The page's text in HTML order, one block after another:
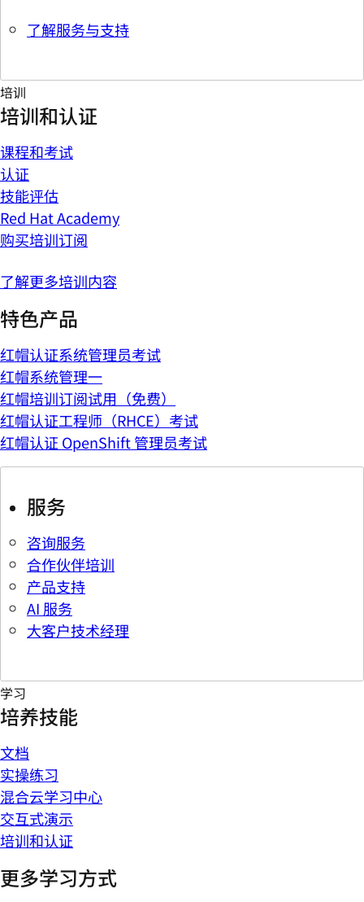
了解服务与支持
培训
培训和认证
课程和考试
认证
技能评估
Red Hat Academy
购买培训订阅
了解更多培训内容
特色产品
红帽认证系统管理员考试
红帽系统管理一
红帽培训订阅试用（免费）
红帽认证工程师（RHCE）考试
红帽认证 OpenShift 管理员考试
服务
咨询服务
合作伙伴培训
产品支持
AI 服务
大客户技术经理
学习
培养技能
文档
实操练习
混合云学习中心
交互式演示
培训和认证
更多学习方式